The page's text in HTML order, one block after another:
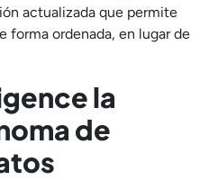
actualizada que permite
forma ordenada, en lugar de
la
de